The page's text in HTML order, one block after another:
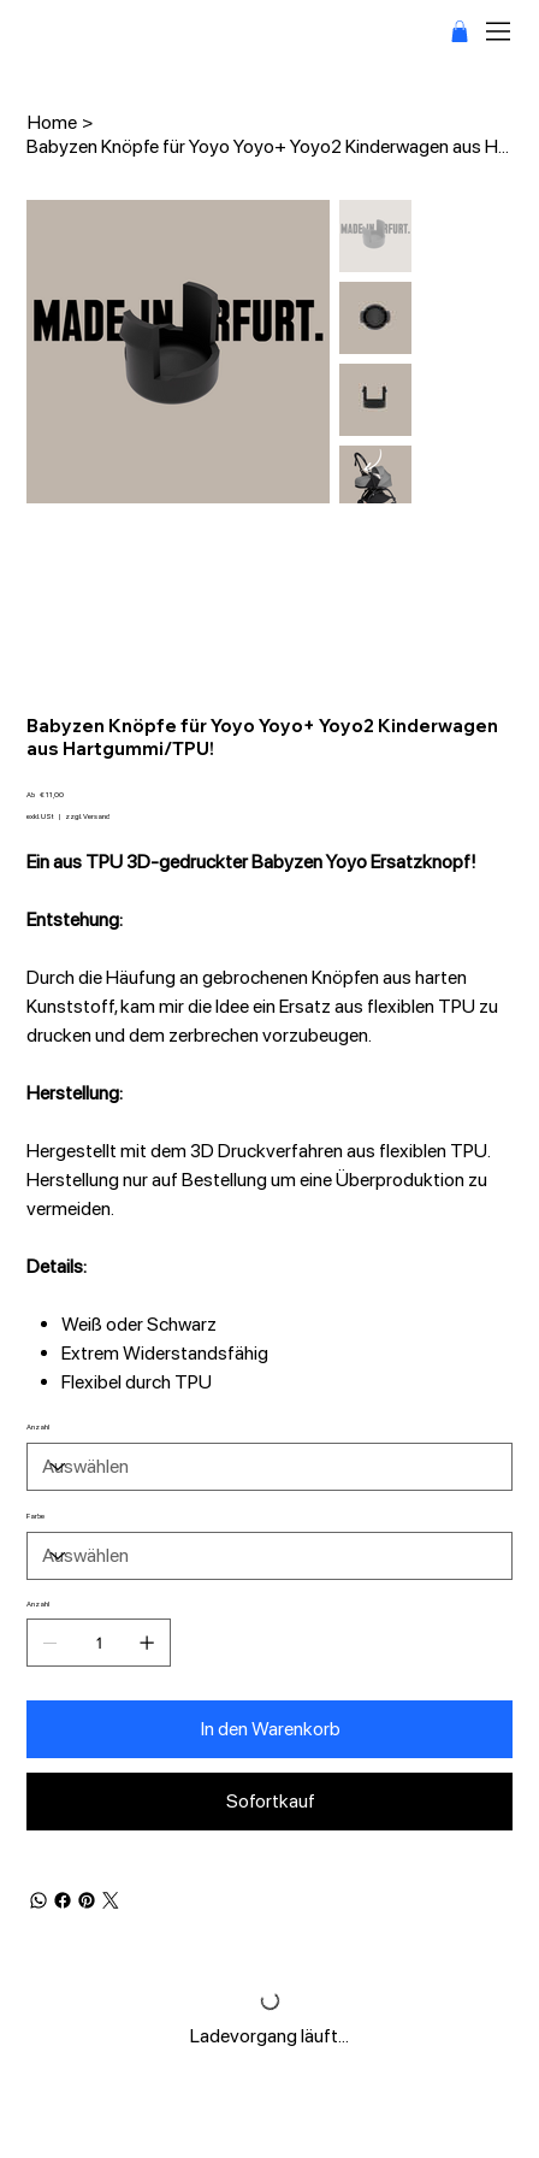
Home >
Babyzen Knöpfe für Yoyo Yoyo+ Yoyo2 Kinderwagen aus Hartgummi/TPU!
Babyzen Knöpfe für Yoyo Yoyo+ Yoyo2 Kinderwagen
aus Hartgummi/TPU!
Ab Preis
€ 11,00
exkl. USt | zzgl. Versand
Ein aus TPU 3D-gedruckter Babyzen Yoyo Ersatzknopf!
Entstehung:
Durch die Häufung an gebrochenen Knöpfen aus harten
Kunststoff, kam mir die Idee ein Ersatz aus flexiblen TPU zu
drucken und dem zerbrechen vorzubeugen.
Herstellung:
Hergestellt mit dem 3D Druckverfahren aus flexiblen TPU.
Herstellung nur auf Bestellung um eine Überproduktion zu
vermeiden.
Details:
Weiß oder Schwarz
Extrem Widerstandsfähig
Flexibel durch TPU
Anzahl
Farbe
Anzahl
In den Warenkorb
Sofortkauf
Ladevorgang läuft...